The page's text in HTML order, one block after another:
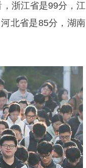
浙江省是99分，江
北省是85分，湖南